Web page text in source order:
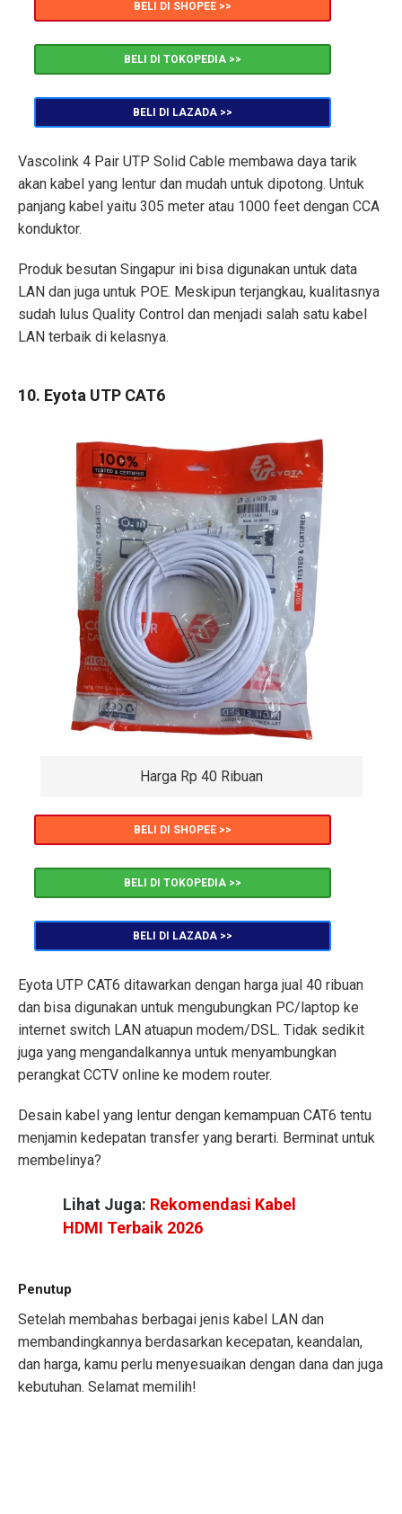
BELI DI SHOPEE >>
BELI DI TOKOPEDIA >>
BELI DI LAZADA >>
Vascolink 4 Pair UTP Solid Cable membawa daya tarik
akan kabel yang lentur dan mudah untuk dipotong. Untuk
panjang kabel yaitu 305 meter atau 1000 feet dengan CCA
konduktor.
Produk besutan Singapur ini bisa digunakan untuk data
LAN dan juga untuk POE. Meskipun terjangkau, kualitasnya
sudah lulus Quality Control dan menjadi salah satu kabel
LAN terbaik di kelasnya.
10. Eyota UTP CAT6
Harga Rp 40 Ribuan
BELI DI SHOPEE >>
BELI DI TOKOPEDIA >>
BELI DI LAZADA >>
Eyota UTP CAT6 ditawarkan dengan harga jual 40 ribuan
dan bisa digunakan untuk mengubungkan PC/laptop ke
internet switch LAN atuapun modem/DSL. Tidak sedikit
juga yang mengandalkannya untuk menyambungkan
perangkat CCTV online ke modem router.
Desain kabel yang lentur dengan kemampuan CAT6 tentu
menjamin kedepatan transfer yang berarti. Berminat untuk
membelinya?
Lihat Juga: Rekomendasi Kabel
HDMI Terbaik 2026
Penutup
Setelah membahas berbagai jenis kabel LAN dan
membandingkannya berdasarkan kecepatan, keandalan,
dan harga, kamu perlu menyesuaikan dengan dana dan juga
kebutuhan. Selamat memilih!